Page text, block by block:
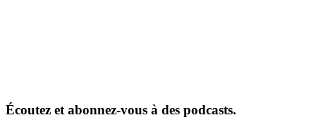
Écoutez et abonnez-vous à des podcasts.